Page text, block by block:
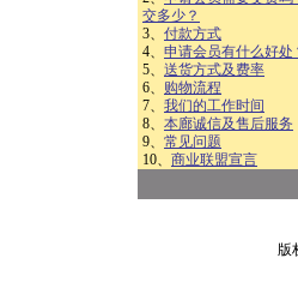
交多少？
3、 付款方式
4、 申请会员有什么好处
5、 送货方式及费率
6、 购物流程
7、 我们的工作时间
8、 本廊诚信及售后服务
9、 常见问题
10、 商业联盟宣言
版